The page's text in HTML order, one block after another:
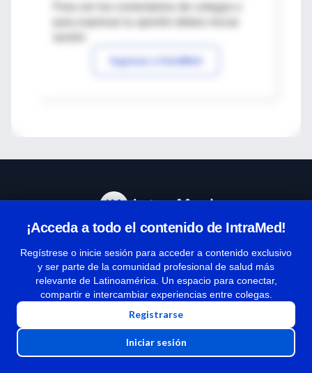
Para ver los comentarios de colegas o
Ingresar a IntraMed
¡Acceda a todo el contenido de IntraMed!
Regístrese o inicie sesión para acceder a contenido exclusivo
y ser parte de la comunidad profesional de salud más
relevante de Latinoamérica. Un espacio para conectar,
compartir e intercambiar experiencias entre colegas.
Registrarse
Iniciar sesión
Términos y condiciones
| Políticas de privacidad
| Todos los derechos reservados | Copyright 1997-2026